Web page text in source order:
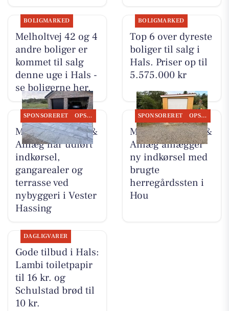
BOLIGMARKED
Melholtvej 42 og 4
andre boliger er
kommet til salg
denne uge i Hals -
se boligerne her.
BOLIGMARKED
Top 6 over dyreste
boliger til salg i
Hals. Priser op til
5.575.000 kr
SPONSORERET OPSLAGSTAVLEN
MB Entreprenør &
Anlæg har udført
indkørsel,
gangarealer og
terrasse ved
nybyggeri i Vester
Hassing
SPONSORERET OPSLAGSTAVLEN
MB Entreprenør &
Anlæg anlægger
ny indkørsel med
brugte
herregårdssten i
Hou
DAGLIGVARER
Gode tilbud i Hals:
Lambi toiletpapir
til 16 kr. og
Schulstad brød til
10 kr.